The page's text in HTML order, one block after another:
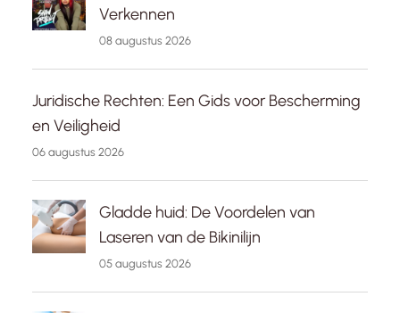
Verkennen
08 augustus 2026
Juridische Rechten: Een Gids voor Bescherming
en Veiligheid
06 augustus 2026
Gladde huid: De Voordelen van
Laseren van de Bikinilijn
05 augustus 2026